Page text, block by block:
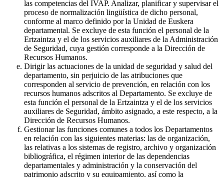
las competencias del IVAP. Analizar, planificar y supervisar el
proceso de normalización lingüística de dicho personal,
conforme al marco definido por la Unidad de Euskera
departamental. Se excluye de esta función el personal de la
Ertzaintza y el de los servicios auxiliares de la Administración
de Seguridad, cuya gestión corresponde a la Dirección de
Recursos Humanos.
Dirigir las actuaciones de la unidad de seguridad y salud del
departamento, sin perjuicio de las atribuciones que
corresponden al servicio de prevención, en relación con los
recursos humanos adscritos al Departamento. Se excluye de
esta función el personal de la Ertzaintza y el de los servicios
auxiliares de Seguridad, ámbito asignado, a este respecto, a la
Dirección de Recursos Humanos.
Gestionar las funciones comunes a todos los Departamentos
en relación con las siguientes materias: las de organización,
las relativas a los sistemas de registro, archivo y organización
bibliográfica, el régimen interior de las dependencias
departamentales y administración y la conservación del
patrimonio adscrito y su equipamiento, así como la